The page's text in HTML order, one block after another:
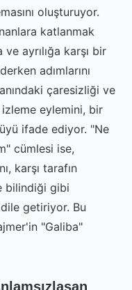
oluşturuyor.
katlanmak
ayrılığa karşı bir
adımlarını
çaresizliği ve
izleme eylemini, bir
ifade ediyor. "Ne
cümlesi ise,
karşı tarafın
bilindiği gibi
dile getiriyor. Bu
"Galiba"